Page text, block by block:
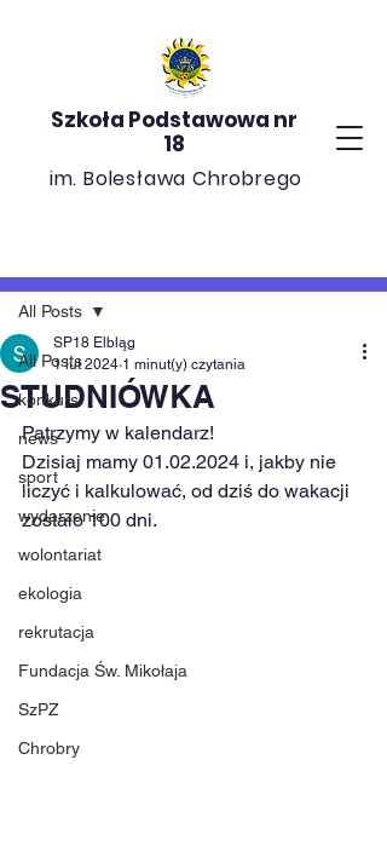
Szkoła Podstawowa nr
18
im. Bolesława Chrobrego
All Posts
konkurs
news
sport
wydarzenie
wolontariat
ekologia
rekrutacja
Fundacja Św. Mikołaja
SzPZ
Chrobry
All Posts
STUDNIÓWKA
SP18 Elbląg
1 lut 2024 1 minut(y) czytania
Patrzymy w kalendarz!
Dzisiaj mamy 01.02.2024 i, jakby nie
liczyć i kalkulować, od dziś do wakacji
zostało 100 dni.